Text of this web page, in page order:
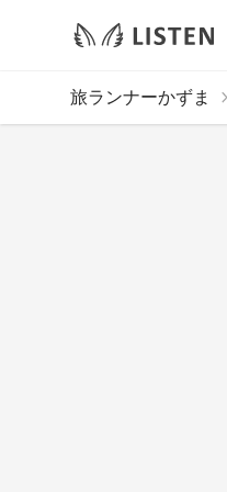
旅ランナーかずま